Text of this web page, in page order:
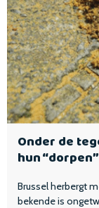
Onder de
hun
Brussel herbergt
bekende is